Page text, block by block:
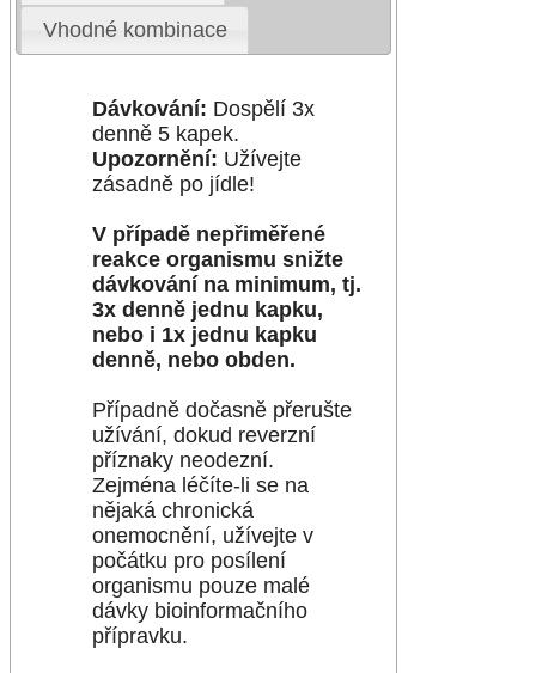
Vhodné kombinace
Dávkování: Dospělí 3x
denně 5 kapek.
Upozornění: Užívejte
zásadně po jídle!
V případě nepřiměřené
reakce organismu snižte
dávkování na minimum, tj.
3x denně jednu kapku,
nebo i 1x jednu kapku
denně, nebo obden.
Případně dočasně přerušte
užívání, dokud reverzní
příznaky neodezní.
Zejména léčíte-li se na
nějaká chronická
onemocnění, užívejte v
počátku pro posílení
organismu pouze malé
dávky bioinformačního
přípravku.